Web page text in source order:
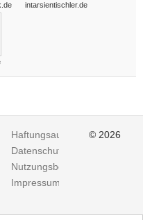
intarsientischler.de
Haftungsausschluss
Datenschutz
Nutzungsbedingungen
Impressum
© 2026